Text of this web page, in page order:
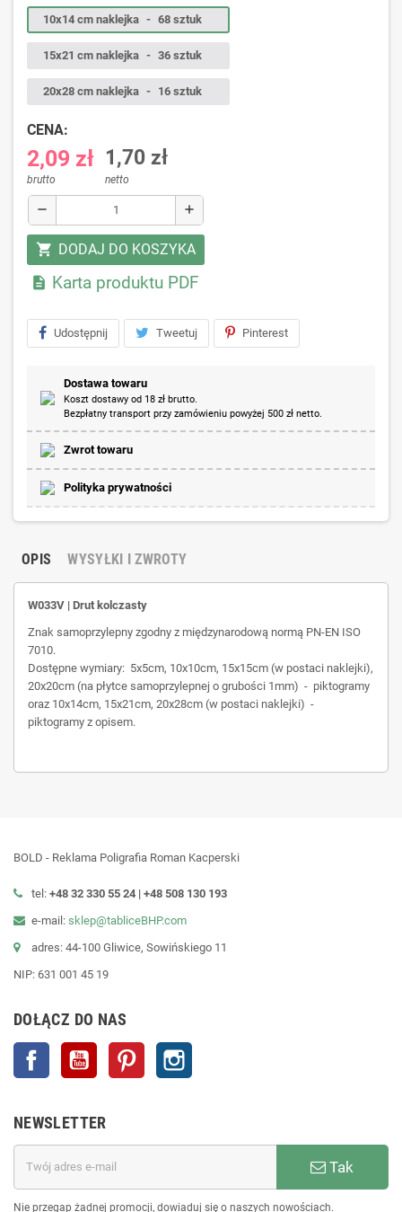
10x14 cm naklejka - 68 sztuk
15x21 cm naklejka - 36 sztuk
20x28 cm naklejka - 16 sztuk
CENA:
2,09 zł
brutto
1,70 zł
netto
remove add
shopping_cart DODAJ DO KOSZYKA
 Karta produktu PDF
Udostępnij Tweetuj Pinterest
Dostawa towaru
Koszt dostawy od 18 zł brutto.
Bezpłatny transport przy zamówieniu powyżej 500 zł netto.
Zwrot towaru
Polityka prywatności
OPIS WYSYŁKI I ZWROTY
W033V | Drut kolczasty
Znak samoprzylepny zgodny z międzynarodową normą PN-EN ISO
7010.
Dostępne wymiary: 5x5cm, 10x10cm, 15x15cm (w postaci naklejki),
20x20cm (na płytce samoprzylepnej o grubości 1mm) - piktogramy
oraz 10x14cm, 15x21cm, 20x28cm (w postaci naklejki) -
piktogramy z opisem.
BOLD - Reklama Poligrafia Roman Kacperski
tel: +48 32 330 55 24 | +48 508 130 193
e-mail: sklep@tabliceBHP.com
adres: 44-100 Gliwice, Sowińskiego 11
NIP: 631 001 45 19
DOŁĄCZ DO NAS
Facebook YouTube Pinterest
NEWSLETTER
Tak
Nie przegap żadnej promocji, dowiaduj się o naszych nowościach.